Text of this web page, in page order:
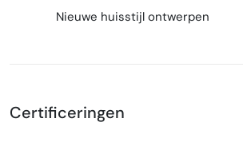
Nieuwe huisstijl ontwerpen
Certificeringen